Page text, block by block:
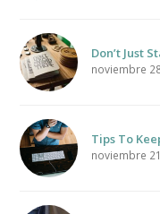
Don’t Just
noviembre
Tips To
noviembre